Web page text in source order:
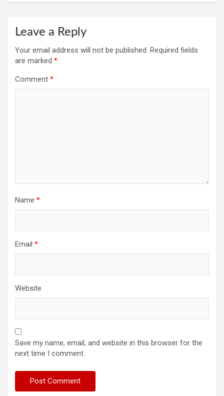
Leave a Reply
Your email address will not be published. Required fields
are marked *
Comment *
Name *
Email *
Website
Save my name, email, and website in this browser for the
next time I comment.